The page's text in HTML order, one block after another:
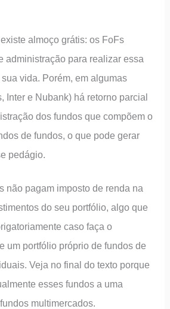
almoço grátis: os FoFs
administração para realizar essa
vida. Porém, em algumas
Inter e Nubank) há retorno parcial
dos fundos que compõem o
de fundos, o que pode gerar
pedágio.
não pagam imposto de renda na
do seu portfólio, algo que
caso faça o
um portfólio próprio de fundos de
Veja no final do texto porque
esses fundos a uma
multimercados.